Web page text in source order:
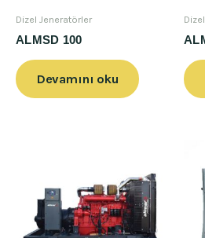
Dizel Jeneratörler
ALMSD 100
Devamını oku